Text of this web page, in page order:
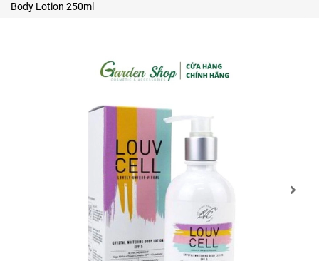
Body Lotion 250ml